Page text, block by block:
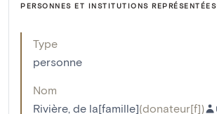
PERSONNES ET INSTITUTIONS REPRÉSENTÉES
Type
personne
Nom
Rivière, de la[famille](donateur[f])